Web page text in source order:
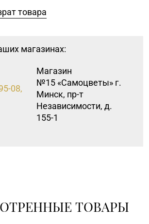
товара
магазинах:
08,
Магазин
№15 «Самоцветы» г.
Минск, пр-т
Независимости, д.
155-1
ТОВАРЫ